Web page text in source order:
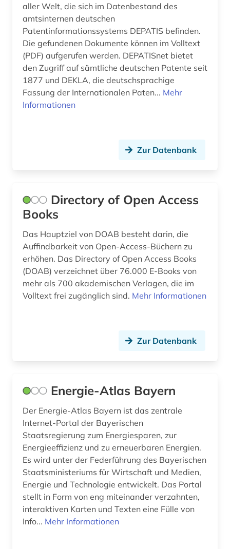
aller Welt, die sich im Datenbestand des
amtsinternen deutschen
Patentinformationssystems DEPATIS befinden.
Die gefundenen Dokumente können im Volltext
(PDF) aufgerufen werden. DEPATISnet bietet
den Zugriff auf sämtliche deutschen Patente seit
1877 und DEKLA, die deutschsprachige
Fassung der Internationalen Paten... Mehr
Informationen
Zur Datenbank
Directory of Open Access
Books
Das Hauptziel von DOAB besteht darin, die
Auffindbarkeit von Open-Access-Büchern zu
erhöhen. Das Directory of Open Access Books
(DOAB) verzeichnet über 76.000 E-Books von
mehr als 700 akademischen Verlagen, die im
Volltext frei zugänglich sind. Mehr Informationen
Zur Datenbank
Energie-Atlas Bayern
Der Energie-Atlas Bayern ist das zentrale
Internet-Portal der Bayerischen
Staatsregierung zum Energiesparen, zur
Energieeffizienz und zu erneuerbaren Energien.
Es wird unter der Federführung des Bayerischen
Staatsministeriums für Wirtschaft und Medien,
Energie und Technologie entwickelt. Das Portal
stellt in Form von eng miteinander verzahnten,
interaktiven Karten und Texten eine Fülle von
Info... Mehr Informationen